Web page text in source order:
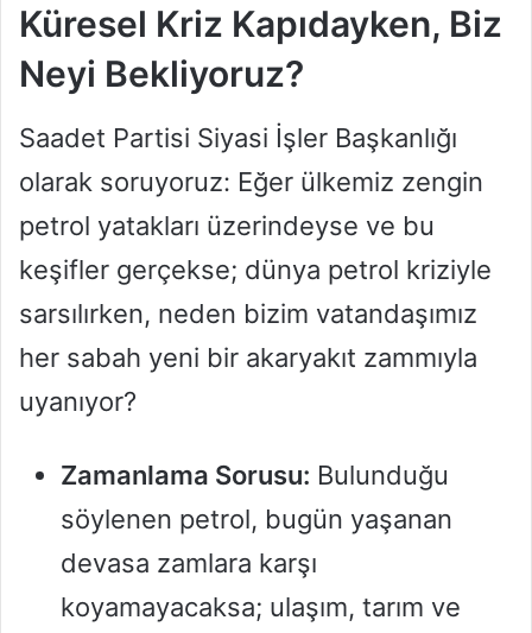
Küresel Kriz Kapıdayken, Biz
Neyi Bekliyoruz?
Saadet Partisi Siyasi İşler Başkanlığı
olarak soruyoruz: Eğer ülkemiz zengin
petrol yatakları üzerindeyse ve bu
keşifler gerçekse; dünya petrol kriziyle
sarsılırken, neden bizim vatandaşımız
her sabah yeni bir akaryakıt zammıyla
uyanıyor?
Zamanlama Sorusu: Bulunduğu
söylenen petrol, bugün yaşanan
devasa zamlara karşı
koyamayacaksa; ulaşım, tarım ve